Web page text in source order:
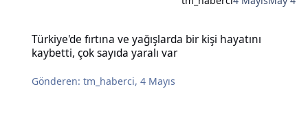
Türkiye'de fırtına ve yağışlarda bir kişi hayatını
kaybetti, çok sayıda yaralı var
Gönderen:tm_haberci,4 Mayıs